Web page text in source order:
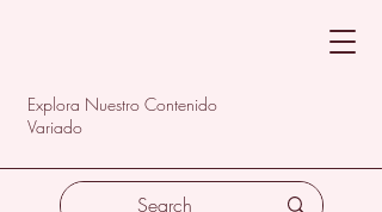
Explora Nuestro Contenido
Variado